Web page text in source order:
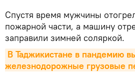
Спустя время мужчины
пожарной части, а машину
заправили зимней соляркой.
В Таджикистане в пандемию
железнодорожные грузовые